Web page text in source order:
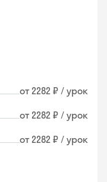
от 2282 ₽ / урок
от 2282 ₽ / урок
от 2282 ₽ / урок